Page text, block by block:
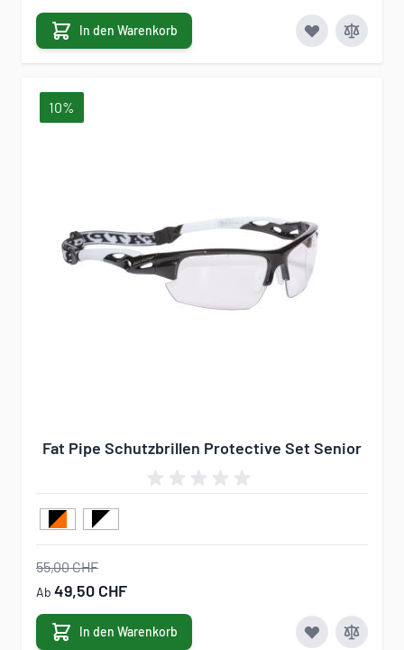
In den Warenkorb
10%
Fat Pipe Schutzbrillen Protective Set Senior
55,00 CHF
Ab 49,50 CHF
In den Warenkorb